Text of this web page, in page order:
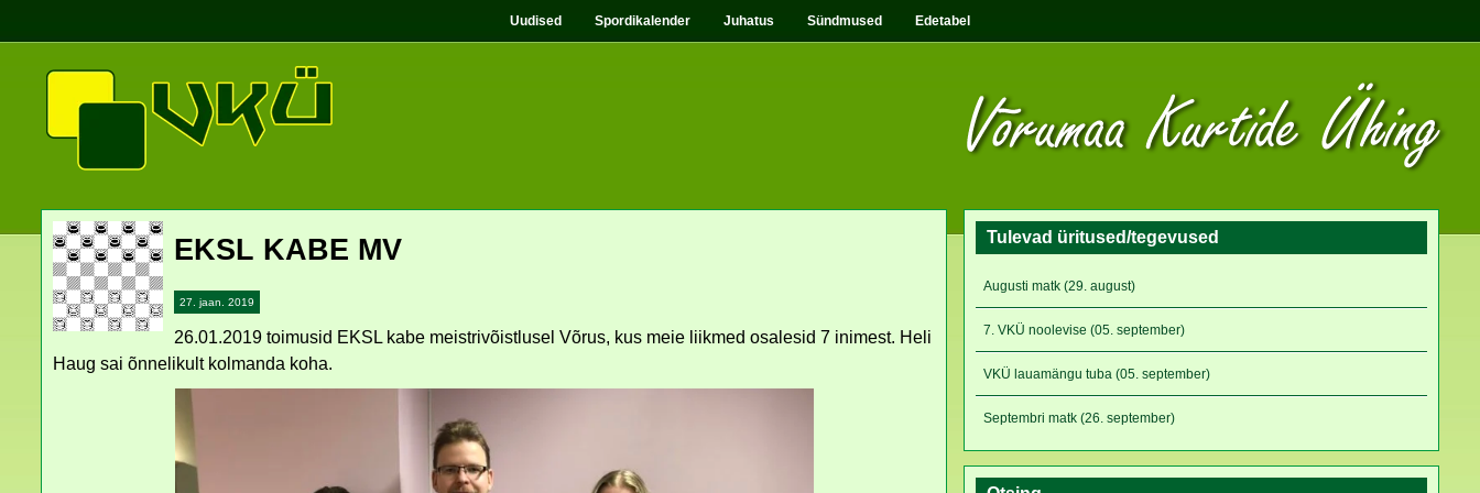
Uudised Spordikalender Juhatus Sündmused Edetabel
EKSL KABE MV
27. jaan. 2019
26.01.2019 toimusid EKSL kabe meistrivõistlusel Võrus, kus meie liikmed osalesid 7 inimest. Heli
Haug sai õnnelikult kolmanda koha.
Tulevad üritused/tegevused
Augusti matk (29. august)
7. VKÜ noolevise (05. september)
VKÜ lauamängu tuba (05. september)
Septembri matk (26. september)